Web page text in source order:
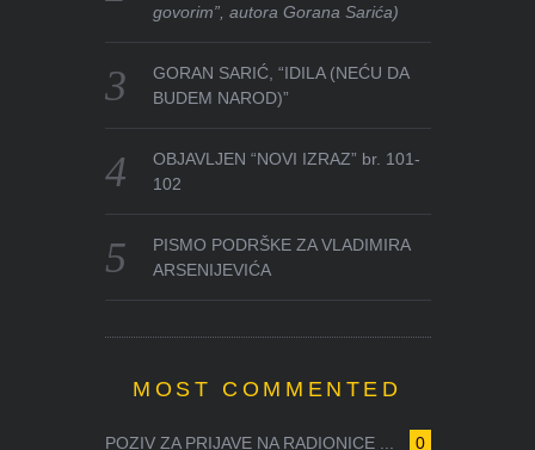
govorim”, autora Gorana Sarića)
GORAN SARIĆ, “IDILA (NEĆU DA
BUDEM NAROD)”
OBJAVLJEN “NOVI IZRAZ” br. 101-
102
PISMO PODRŠKE ZA VLADIMIRA
ARSENIJEVIĆA
MOST COMMENTED
0
POZIV ZA PRIJAVE NA RADIONICE ...